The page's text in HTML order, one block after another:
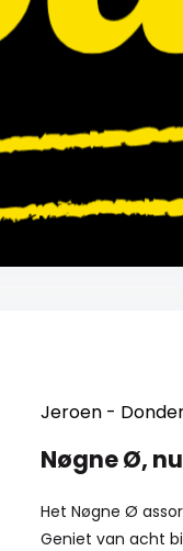
Jeroen -
Nøgne Ø,
Het Nøgne Ø
Geniet van acht